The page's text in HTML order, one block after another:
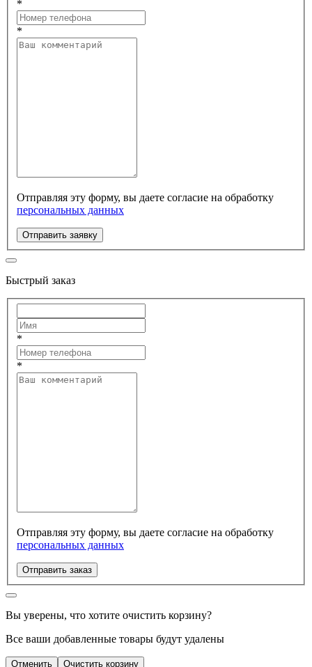
*
*
Отправляя эту форму, вы даете согласие на обработку
персональных данных
Отправить заявку
Быстрый заказ
*
*
Отправляя эту форму, вы даете согласие на обработку
персональных данных
Отправить заказ
Вы уверены, что хотите очистить корзину?
Все ваши добавленные товары будут удалены
Отменить Очистить корзину